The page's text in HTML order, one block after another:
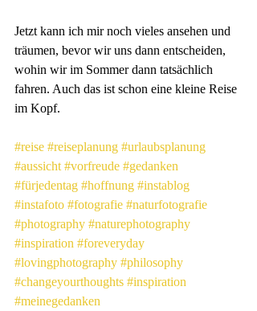
Jetzt kann ich mir noch vieles ansehen und
träumen, bevor wir uns dann entscheiden,
wohin wir im Sommer dann tatsächlich
fahren. Auch das ist schon eine kleine Reise
im Kopf.
#reise #reiseplanung #urlaubsplanung
#aussicht #vorfreude #gedanken
#fürjedentag #hoffnung #instablog
#instafoto #fotografie #naturfotografie
#photography #naturephotography
#inspiration #foreveryday
#lovingphotography #philosophy
#changeyourthoughts #inspiration
#meinegedanken